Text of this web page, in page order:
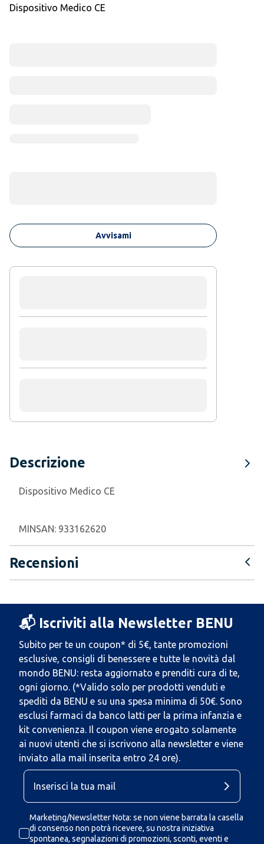
Dispositivo Medico CE
Avvisami
Descrizione
Dispositivo Medico CE
MINSAN: 933162620
Recensioni
📬 Iscriviti alla Newsletter BENU
Subito per te un coupon* di 5€, tante promozioni
esclusive, consigli di benessere e tutte le novità dal
mondo BENU: resta aggiornato e prenditi cura di te,
ogni giorno. (*Valido solo per prodotti venduti e
spediti da BENU e su una spesa minima di 50€. Sono
esclusi farmaci da banco latti per la prima infanzia e
kit convenienza. Il coupon viene erogato solamente
ai nuovi utenti che si iscrivono alla newsletter e viene
inviato alla mail inserita entro 24 ore).
Marketing/Newsletter Nota: se non viene barrata la casella
di consenso non potrà ricevere, su nostra iniziativa
spontanea, segnalazioni di promozioni, sconti, eventi e